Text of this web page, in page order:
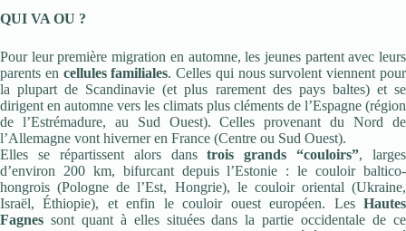
QUI VA OU ?
Pour leur première migration en automne, les jeunes partent avec leurs
parents en cellules familiales. Celles qui nous survolent viennent pour
la plupart de Scandinavie (et plus rarement des pays baltes) et se
dirigent en automne vers les climats plus cléments de l’Espagne (région
de l’Estrémadure, au Sud Ouest). Celles provenant du Nord de
l’Allemagne vont hiverner en France (Centre ou Sud Ouest).
Elles se répartissent alors danstrois grands “couloirs”, larges
d’environ 200 km, bifurcant depuis l’Estonie : le couloir baltico-
hongrois (Pologne de l’Est, Hongrie), le couloir oriental (Ukraine,
Israël, Éthiopie), et enfin le couloir ouest européen. LesHautes
Fagnes sont quant à elles situées dans la partie occidentale de ce